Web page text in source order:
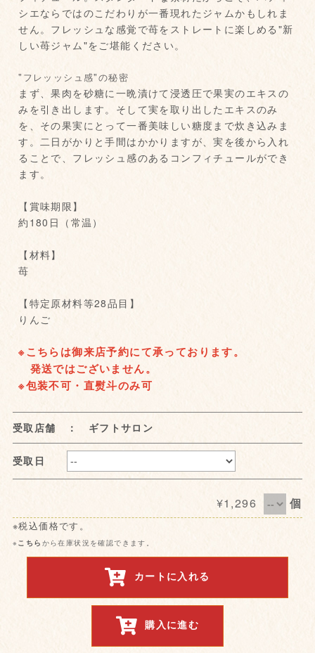
シエならではのこだわりが一番現れたジャムかもしれま
せん。フレッシュな感覚で苺をストレートに楽しめる"新
しい苺ジャム"をご堪能ください。
"フレッッシュ感"の秘密
まず、果肉を砂糖に一晩漬けて浸透圧で果実のエキスの
みを引き出します。そして実を取り出したエキスのみ
を、その果実にとって一番美味しい糖度まで炊き込みま
す。二日がかりと手間はかかりますが、実を後から入れ
ることで、フレッシュ感のあるコンフィチュールができ
ます。
【賞味期限】
約180日（常温）
【材料】
苺
【特定原材料等28品目】
りんご
※こちらは御来店予約にて承っております。
発送ではございません。
※包装不可・直熨斗のみ可
受取店舗 ： ギフトサロン
受取日
¥1,296 個
※税込価格です。
※こちら から在庫状況を確認できます。
カートに入れる
購入に進む